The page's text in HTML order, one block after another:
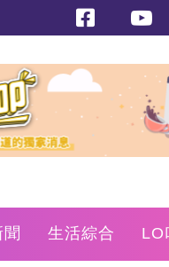
生活綜合
LO